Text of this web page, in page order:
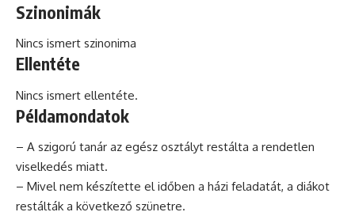
Szinonimák
Nincs ismert szinonima
Ellentéte
Nincs ismert ellentéte.
Példamondatok
– A szigorú tanár az egész osztályt restálta a rendetlen
viselkedés miatt.
– Mivel nem készítette el időben a házi feladatát, a diákot
restálták a következő szünetre.